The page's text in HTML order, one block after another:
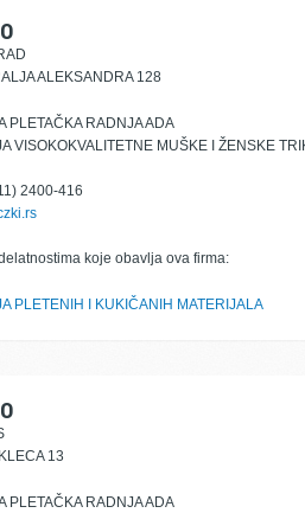
ALEKSANDRA 128
PLETAČKA RADNJA ADA
VISOKOKVALITETNE MUŠKE I ŽENSKE
2400-416
koje obavlja ova firma:
PLETENIH I KUKIČANIH MATERIJALA
13
PLETAČKA RADNJA ADA